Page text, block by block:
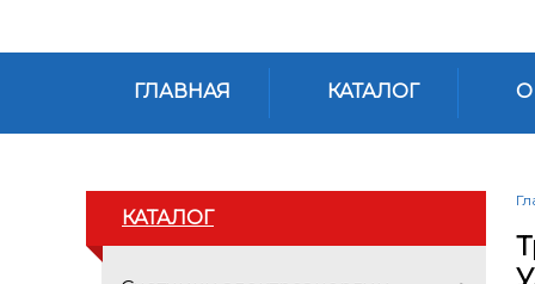
ГЛАВНАЯ КАТАЛОГ О
КАТАЛОГ